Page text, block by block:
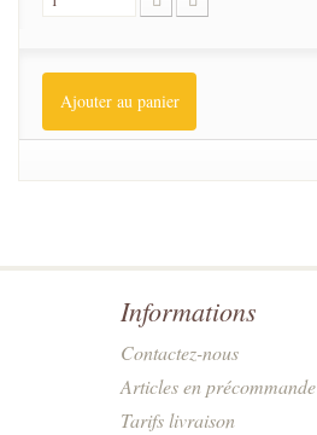
Ajouter au panier
Informations
Contactez-nous
Articles en précommande
Tarifs livraison